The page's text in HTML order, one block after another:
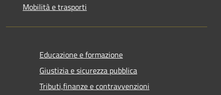
Mobilità e trasporti
Educazione e formazione
Giustizia e sicurezza pubblica
Tributi,finanze e contravvenzioni